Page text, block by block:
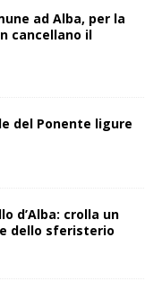
ad Alba, per la
cancellano il
del Ponente ligure
d’Alba: crolla un
dello sferisterio